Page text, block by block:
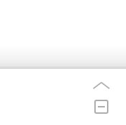
Сразу два